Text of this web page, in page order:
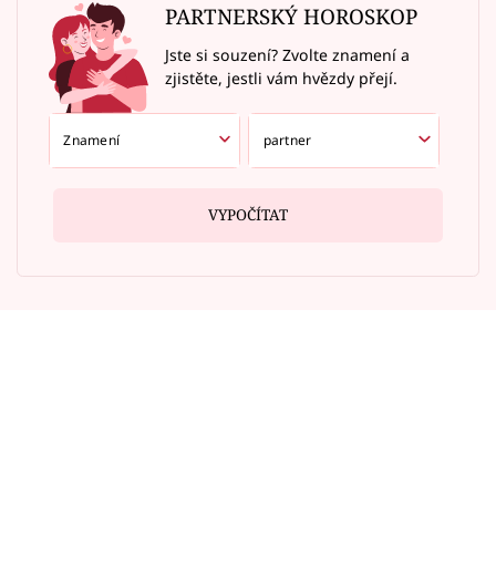
PARTNERSKÝ HOROSKOP
Jste si souzení? Zvolte znamení a
zjistěte, jestli vám hvězdy přejí.
VYPOČÍTAT